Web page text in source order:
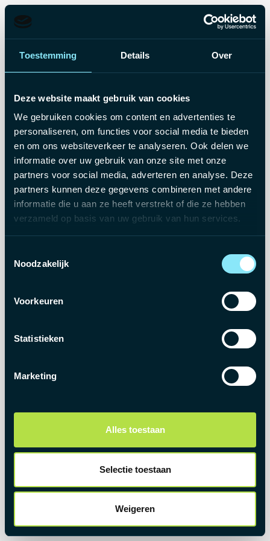
Toestemming Details Over
Deze website maakt gebruik van cookies
We gebruiken cookies om content en advertenties te
personaliseren, om functies voor social media te bieden
en om ons websiteverkeer te analyseren. Ook delen we
informatie over uw gebruik van onze site met onze
partners voor social media, adverteren en analyse. Deze
partners kunnen deze gegevens combineren met andere
informatie die u aan ze heeft verstrekt of die ze hebben
verzameld op basis van uw gebruik van hun services.
Noodzakelijk
Voorkeuren
Statistieken
Marketing
Alles toestaan
Selectie toestaan
Weigeren
Deze vacature is niet
langer beschikbaar